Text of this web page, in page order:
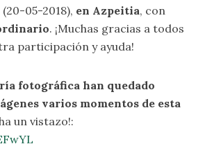
05-2018), en Azpeitia, con
. ¡Muchas gracias a todos
participación y ayuda!
fotográfica han quedado
varios momentos de esta
un vistazo!: